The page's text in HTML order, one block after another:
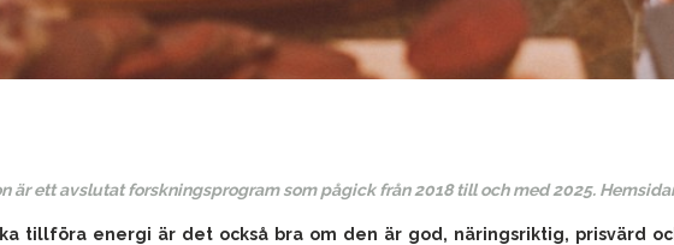
är ett avslutat forskningsprogram som pågick från 2018 till och med 2025.
tillföra energi är det också bra om den är god, näringsriktig, prisvärd